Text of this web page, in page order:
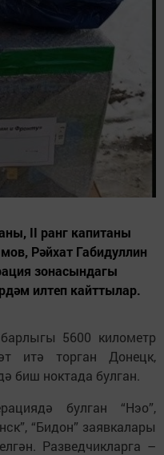
II ранг капитаны
Рәйхат Габидуллин
зонасындагы
илтеп кайттылар.
5600 километр
итә торган Донецк,
биш ноктада булган.
булган “Нэо”,
“Бидон” заявкалары
Разведчикларга –